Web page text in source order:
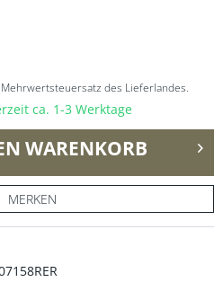
des Lieferlandes.
ca. 1-3 Werktage
WARENKORB
MERKEN